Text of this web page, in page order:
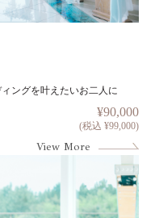
ングを叶えたいお二人に
¥90,000
(税込 ¥99,000)
View More